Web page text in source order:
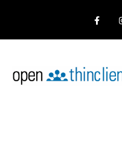
F
a
c
e
k
-